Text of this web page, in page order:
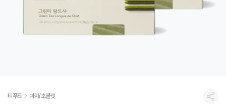
공유
티푸드 과자/초콜릿